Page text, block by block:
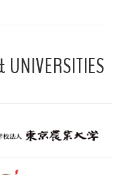
UNIVERSITIES